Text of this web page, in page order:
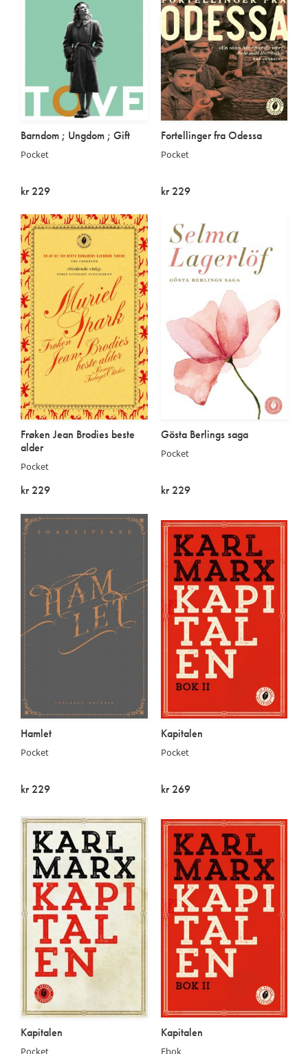
Barndom ; Ungdom ; Gift
Pocket
kr 229
Fortellinger fra Odessa
Pocket
kr 229
Frøken Jean Brodies beste
alder
Pocket
kr 229
Gösta Berlings saga
Pocket
kr 229
Hamlet
Pocket
kr 229
Kapitalen
Pocket
kr 269
Kapitalen
Pocket
Kapitalen
Ebok